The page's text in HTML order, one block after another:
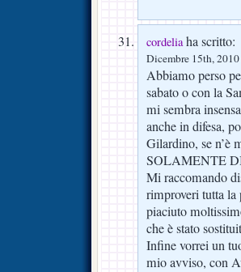
cordeliaha scritto:
Dicembre 15th,
Abbiamo perso
sabato o con la
mi sembra
anche in difesa,
Gilardino, se n’è
SOLAMENTE
Mi raccomando
rimproveri tutta
piaciuto
che è stato
Infine vorrei un
mio avviso, con